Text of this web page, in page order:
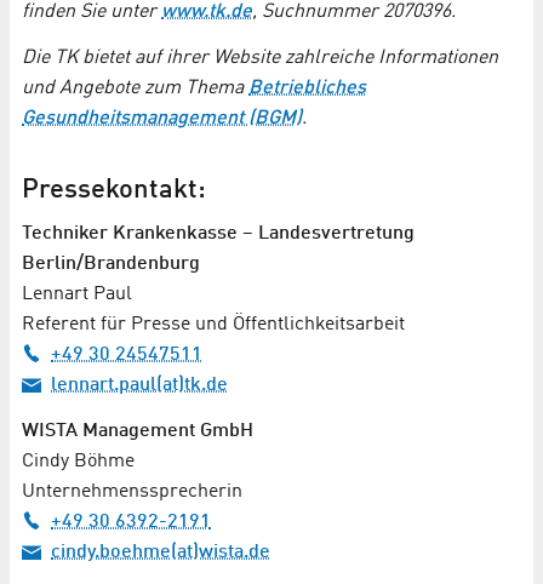
finden Sie unter www.tk.de, Suchnummer 2070396.
Die TK bietet auf ihrer Website zahlreiche Informationen
und Angebote zum Thema Betriebliches
Gesundheitsmanagement (BGM).
Pressekontakt:
Techniker Krankenkasse – Landesvertretung
Berlin/Brandenburg
Lennart Paul
Referent für Presse und Öffentlichkeitsarbeit
+49 30 24547511
lennart.paul(at)tk.de
WISTA Management GmbH
Cindy Böhme
Unternehmenssprecherin
+49 30 6392-2191
cindy.boehme(at)wista.de